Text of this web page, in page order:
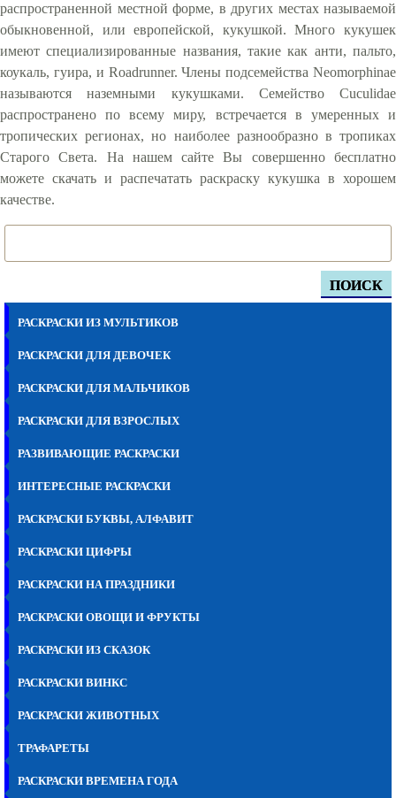
ПОИСК
РАСКРАСКИ ИЗ МУЛЬТИКОВ
РАСКРАСКИ ДЛЯ ДЕВОЧЕК
РАСКРАСКИ ДЛЯ МАЛЬЧИКОВ
РАСКРАСКИ ДЛЯ ВЗРОСЛЫХ
РАЗВИВАЮЩИЕ РАСКРАСКИ
ИНТЕРЕСНЫЕ РАСКРАСКИ
РАСКРАСКИ БУКВЫ, АЛФАВИТ
РАСКРАСКИ ЦИФРЫ
РАСКРАСКИ НА ПРАЗДНИКИ
РАСКРАСКИ ОВОЩИ И ФРУКТЫ
РАСКРАСКИ ИЗ СКАЗОК
РАСКРАСКИ ВИНКС
РАСКРАСКИ ЖИВОТНЫХ
ТРАФАРЕТЫ
РАСКРАСКИ ВРЕМЕНА ГОДА
распространенной местной форме, в других местах называемой
обыкновенной, или европейской, кукушкой. Много кукушек
имеют специализированные названия, такие как анти, пальто,
коукаль, гуира, и Roadrunner. Члены подсемейства Neomorphinae
называются наземными кукушками. Семейство Cuculidae
распространено по всему миру, встречается в умеренных и
тропических регионах, но наиболее разнообразно в тропиках
Старого Света. На нашем сайте Вы совершенно бесплатно
можете скачать и распечатать раскраску кукушка в хорошем
качестве.